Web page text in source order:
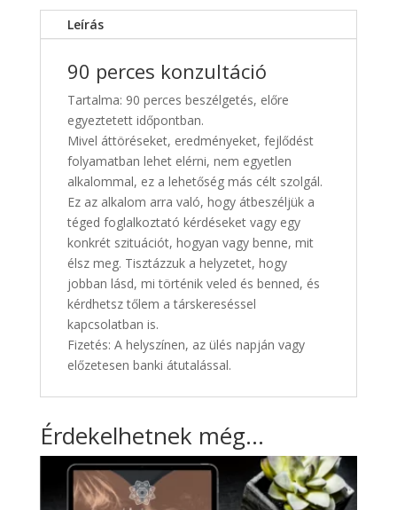
Leírás
90 perces konzultáció
Tartalma: 90 perces beszélgetés, előre
egyeztetett időpontban.
Mivel áttöréseket, eredményeket, fejlődést
folyamatban lehet elérni, nem egyetlen
alkalommal, ez a lehetőség más célt szolgál.
Ez az alkalom arra való, hogy átbeszéljük a
téged foglalkoztató kérdéseket vagy egy
konkrét szituációt, hogyan vagy benne, mit
élsz meg. Tisztázzuk a helyzetet, hogy
jobban lásd, mi történik veled és benned, és
kérdhetsz tőlem a társkereséssel
kapcsolatban is.
Fizetés: A helyszínen, az ülés napján vagy
előzetesen banki átutalással.
Érdekelhetnek még…